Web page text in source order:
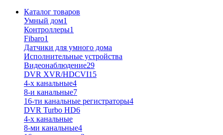
Каталог товаров
Умный дом1
Контроллеры1
Fibaro1
Датчики для умного дома
Исполнительные устройства
Видеонаблюдение29
DVR XVR/HDCVI15
4-x канальные4
8-и канальные7
16-ти канальные регистраторы4
DVR Turbo HD6
4-х канальные
8-ми канальные4